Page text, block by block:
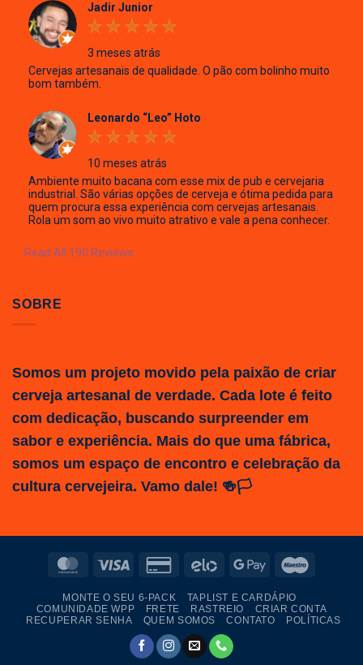
Jadir Junior
3 meses atrás
Cervejas artesanais de qualidade. O pão com bolinho muito
bom também.
Leonardo “Leo” Hoto
10 meses atrás
Ambiente muito bacana com esse mix de pub e cervejaria
industrial. São várias opções de cerveja e ótima pedida para
quem procura essa experiência com cervejas artesanais.
Rola um som ao vivo muito atrativo e vale a pena conhecer.
Read All 190 Reviews
SOBRE
Somos um projeto movido pela paixão de criar
cerveja artesanal de verdade. Cada lote é feito
com dedicação, buscando surpreender em
sabor e experiência. Mais do que uma fábrica,
somos um espaço de encontro e celebração da
cultura cervejeira. Vamo dale! 🍻🏳️
MasterCardVisa
Credit
2
Elo
Google
MONTE O SEU 6-PACK
TAPLIST E CARDÁPIO
COMUNIDADE WPP
FRETE RASTREIO
CRIAR CONTA
RECUPERAR SENHA
QUEM SOMOS CONTATO POLÍTICAS